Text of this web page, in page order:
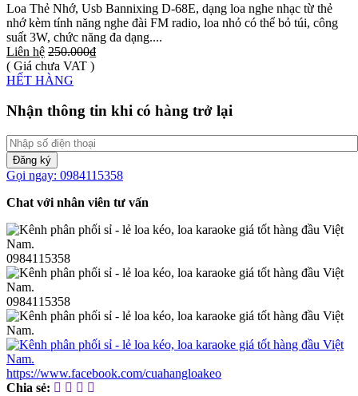
Loa Thẻ Nhớ, Usb Bannixing D-68E, dạng loa nghe nhạc từ thẻ
nhớ kèm tính năng nghe đài FM radio, loa nhỏ có thể bỏ túi, công
suất 3W, chức năng đa dạng....
Liên hệ 250.000₫
( Giá chưa VAT )
HẾT HÀNG
Nhận thông tin khi có hàng trở lại
Đăng ký
Gọi ngay: 0984115358
Chat với nhân viên tư vấn
0984115358
0984115358
https://www.facebook.com/cuahangloakeo
Chia sẻ: